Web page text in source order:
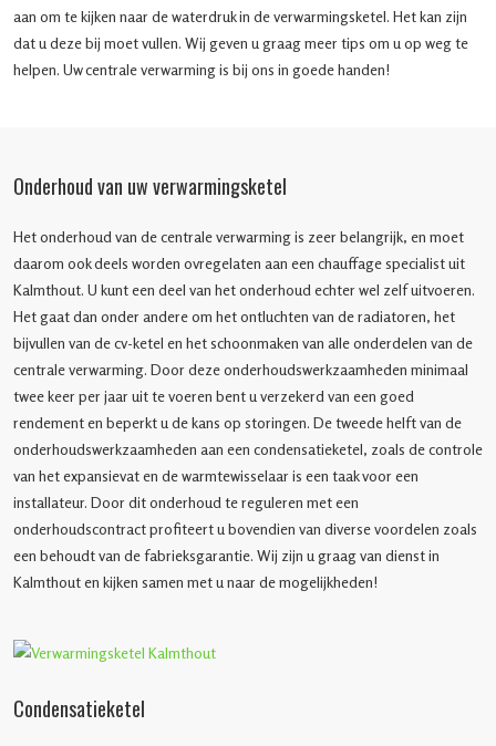
aan om te kijken naar de waterdruk in de verwarmingsketel. Het kan zijn
dat u deze bij moet vullen. Wij geven u graag meer tips om u op weg te
helpen. Uw centrale verwarming is bij ons in goede handen!
Onderhoud van uw verwarmingsketel
Het onderhoud van de centrale verwarming is zeer belangrijk, en moet
daarom ook deels worden ovregelaten aan een chauffage specialist uit
Kalmthout. U kunt een deel van het onderhoud echter wel zelf uitvoeren.
Het gaat dan onder andere om het ontluchten van de radiatoren, het
bijvullen van de cv-ketel en het schoonmaken van alle onderdelen van de
centrale verwarming. Door deze onderhoudswerkzaamheden minimaal
twee keer per jaar uit te voeren bent u verzekerd van een goed
rendement en beperkt u de kans op storingen. De tweede helft van de
onderhoudswerkzaamheden aan een condensatieketel, zoals de controle
van het expansievat en de warmtewisselaar is een taak voor een
installateur. Door dit onderhoud te reguleren met een
onderhoudscontract profiteert u bovendien van diverse voordelen zoals
een behoudt van de fabrieksgarantie. Wij zijn u graag van dienst in
Kalmthout en kijken samen met u naar de mogelijkheden!
Condensatieketel